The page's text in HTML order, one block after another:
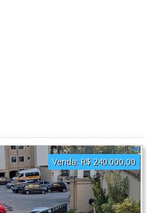
Venda: R$ 240.000,00